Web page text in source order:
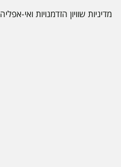
מדיניות שוויון הזדמנויות ואי-אפליה